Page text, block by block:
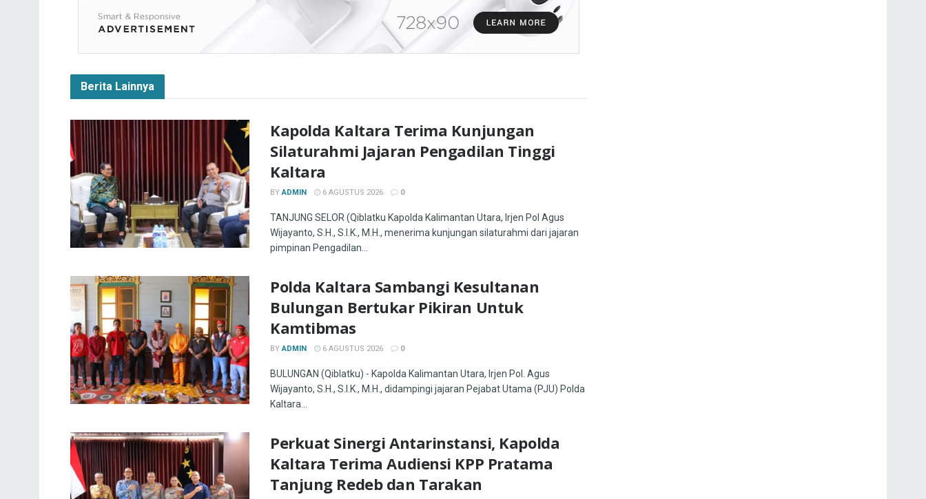
Berita Lainnya
Kapolda Kaltara Terima Kunjungan
Silaturahmi Jajaran Pengadilan Tinggi
Kaltara
BY ADMIN 6 AGUSTUS 2026 0
TANJUNG SELOR (Qiblatku Kapolda Kalimantan Utara, Irjen Pol Agus
Wijayanto, S.H., S.I.K., M.H., menerima kunjungan silaturahmi dari jajaran
pimpinan Pengadilan...
Polda Kaltara Sambangi Kesultanan
Bulungan Bertukar Pikiran Untuk
Kamtibmas
BY ADMIN 6 AGUSTUS 2026 0
BULUNGAN (Qiblatku) - Kapolda Kalimantan Utara, Irjen Pol. Agus
Wijayanto, S.H., S.I.K., M.H., didampingi jajaran Pejabat Utama (PJU) Polda
Kaltara...
Perkuat Sinergi Antarinstansi, Kapolda
Kaltara Terima Audiensi KPP Pratama
Tanjung Redeb dan Tarakan